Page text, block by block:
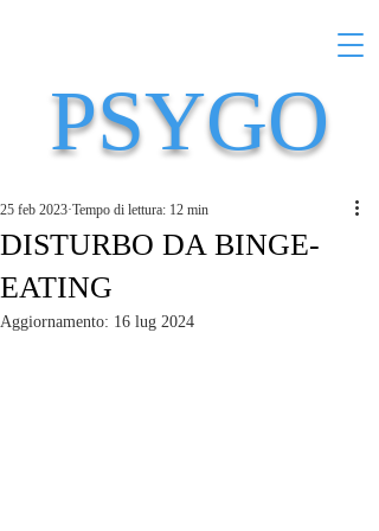
PSYGO
DISTURBO DA BINGE-
EATING
25 feb 2023 Tempo di lettura: 12 min
Aggiornamento: 16 lug 2024